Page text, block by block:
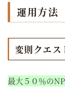
運用方法
変則クエス
最大５０％の